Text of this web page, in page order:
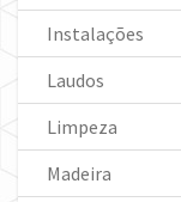
Instalações
Laudos
Limpeza
Madeira